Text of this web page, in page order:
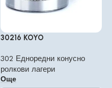
30216 KOYO
302 Едноредни конусно
ролкови лагери
Още